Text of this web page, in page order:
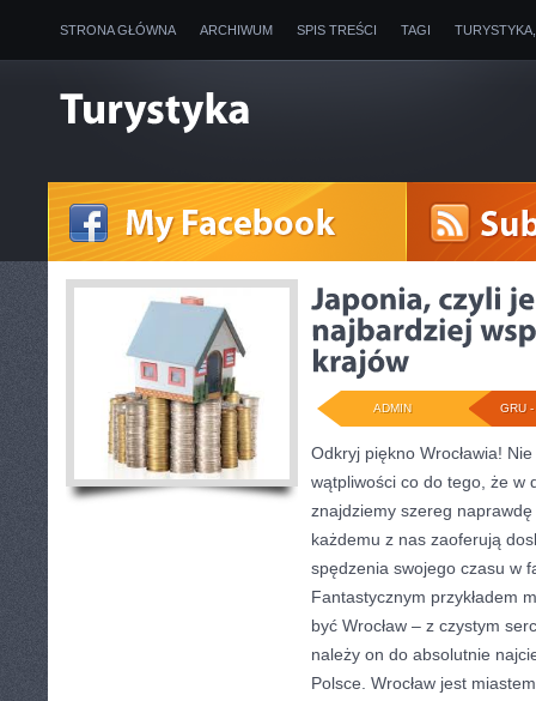
STRONA GŁÓWNA ARCHIWUM SPIS TREŚCI TAGI
GRU
ADMIN
Odkryj piękno Wrocławia!
wątpliwości co do tego, że w
znajdziemy szereg
każdemu z nas zaoferują
spędzenia swojego czasu w
Fantastycznym przykładem
być Wrocław – z czystym
należy on do absolutnie
Polsce. Wrocław jest